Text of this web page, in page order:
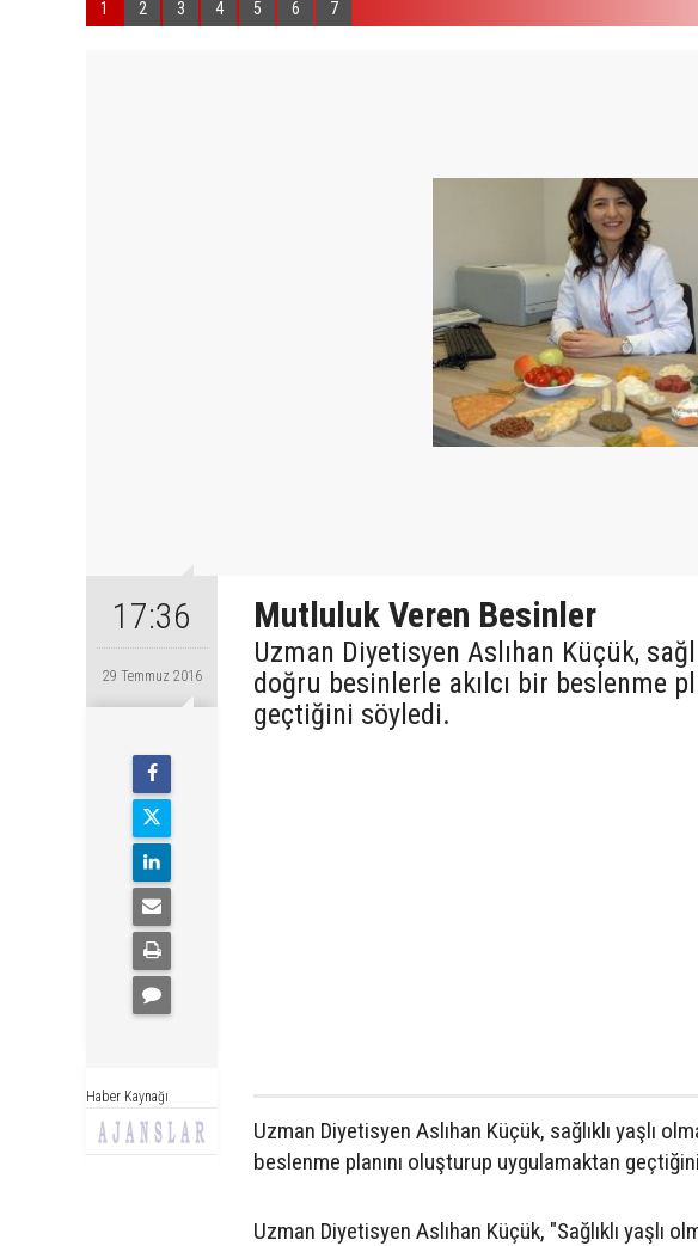
1 2 3 4 5 6 7
17:36
29 Temmuz 2016
Haber Kaynağı
Mutluluk Veren Besinler
Uzman Diyetisyen Aslıhan Küçük,
doğru besinlerle akılcı bir beslenme
geçtiğini söyledi.
Uzman Diyetisyen Aslıhan Küçük, sağlıklı yaşlı
beslenme planını oluşturup uygulamaktan
Uzman Diyetisyen Aslıhan Küçük, "Sağlıklı yaşlı